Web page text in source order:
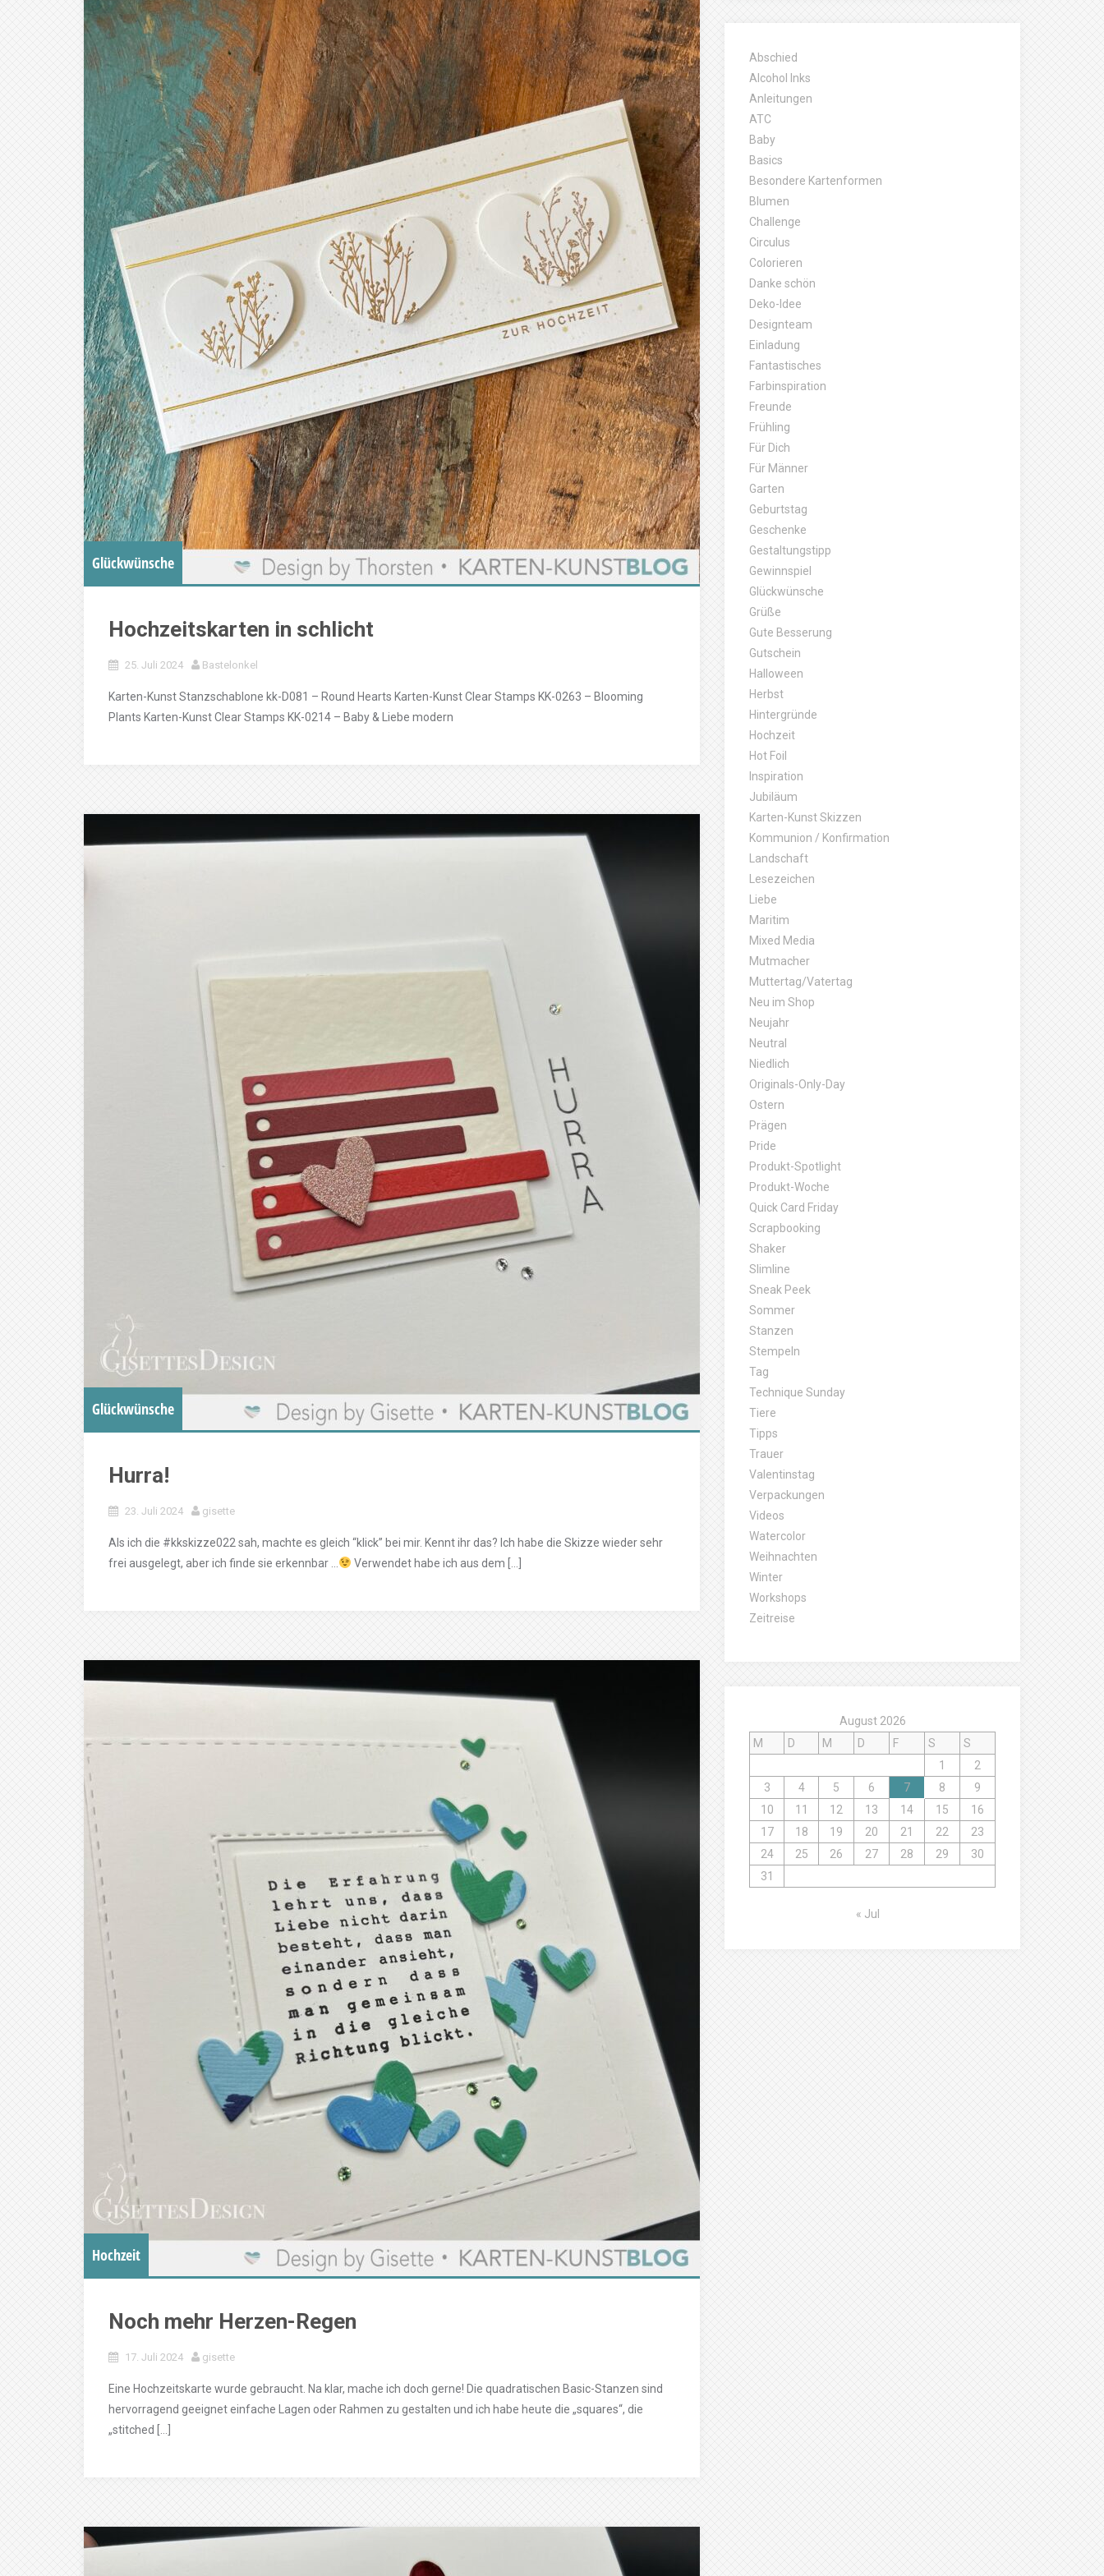
Glückwünsche
Hochzeitskarten in schlicht
25. Juli 2024 Bastelonkel
Karten-Kunst Stanzschablone kk-D081 – Round Hearts Karten-Kunst Clear Stamps KK-0263 – Blooming
Plants Karten-Kunst Clear Stamps KK-0214 – Baby & Liebe modern
Glückwünsche
Hurra!
23. Juli 2024 gisette
Als ich die #kkskizze022 sah, machte es gleich “klick” bei mir. Kennt ihr das? Ich habe die Skizze wieder sehr
frei ausgelegt, aber ich finde sie erkennbar …
Verwendet habe ich aus dem […]
Hochzeit
Noch mehr Herzen-Regen
17. Juli 2024 gisette
Eine Hochzeitskarte wurde gebraucht. Na klar, mache ich doch gerne! Die quadratischen Basic-Stanzen sind
hervorragend geeignet einfache Lagen oder Rahmen zu gestalten und ich habe heute die „squares“, die
„stitched […]
Abschied
Alcohol Inks
Anleitungen
ATC
Baby
Basics
Besondere Kartenformen
Blumen
Challenge
Circulus
Colorieren
Danke schön
Deko-Idee
Designteam
Einladung
Fantastisches
Farbinspiration
Freunde
Frühling
Für Dich
Für Männer
Garten
Geburtstag
Geschenke
Gestaltungstipp
Gewinnspiel
Glückwünsche
Grüße
Gute Besserung
Gutschein
Halloween
Herbst
Hintergründe
Hochzeit
Hot Foil
Inspiration
Jubiläum
Karten-Kunst Skizzen
Kommunion / Konfirmation
Landschaft
Lesezeichen
Liebe
Maritim
Mixed Media
Mutmacher
Muttertag/Vatertag
Neu im Shop
Neujahr
Neutral
Niedlich
Originals-Only-Day
Ostern
Prägen
Pride
Produkt-Spotlight
Produkt-Woche
Quick Card Friday
Scrapbooking
Shaker
Slimline
Sneak Peek
Sommer
Stanzen
Stempeln
Tag
Technique Sunday
Tiere
Tipps
Trauer
Valentinstag
Verpackungen
Videos
Watercolor
Weihnachten
Winter
Workshops
Zeitreise
August 2026
M
D M D F S
S
1
2
3
4 5 6 7 8
9
10
11 12 13 14 15
16
17
18 19 20 21 22
23
24
25 26 27 28 29
30
31
« Jul